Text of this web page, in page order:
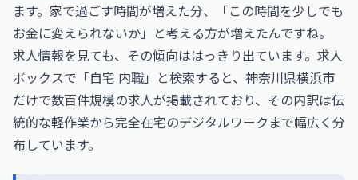
ます。家で過ごす時間が増えた分、「この時間を少しでも
お金に変えられないか」と考える方が増えたんですね。
求人情報を見ても、その傾向ははっきり出ています。求人
ボックスで「自宅 内職」と検索すると、神奈川県横浜市
だけで数百件規模の求人が掲載されており、その内訳は伝
統的な軽作業から完全在宅のデジタルワークまで幅広く分
布しています。